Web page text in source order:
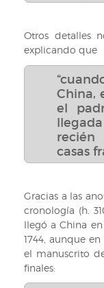
Otros detalles
explicando que
China,
el
casas
Gracias a las
cronología (h.
llegó a China
1744, aunque
el manuscrito
finales: